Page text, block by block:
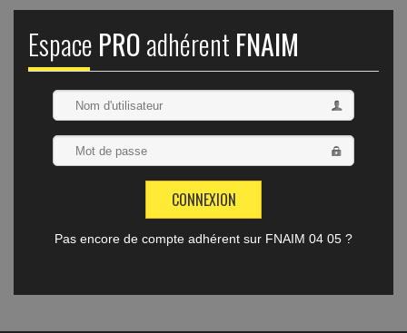
Espace PROadhérent FNAIM
Pas encore de compte adhérent sur FNAIM 04 05 ?